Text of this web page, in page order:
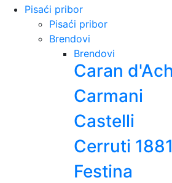
Pisaći pribor
Pisaći pribor
Brendovi
Brendovi
Caran
Carmani
Castelli
Cerruti 1881
Festina